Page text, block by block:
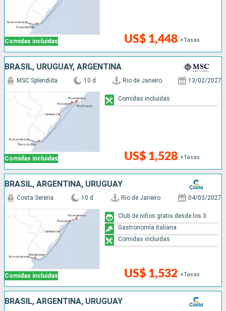
Comidas incluidas US$ 1,448 +Tasas
BRASIL, URUGUAY, ARGENTINA
Comidas incluidas
MSC Splendida 10 d Rio de Janeiro 13/02/2027
US$ 1,528 +Tasas
Comidas incluidas
BRASIL, ARGENTINA, URUGUAY
Comidas incluidas
Costa Serena 10 d Rio de Janeiro 04/03/2027
US$ 1,532 +Tasas
Club de niños gratis desde los 3
Gastronomía italiana
Comidas incluidas
BRASIL, ARGENTINA, URUGUAY